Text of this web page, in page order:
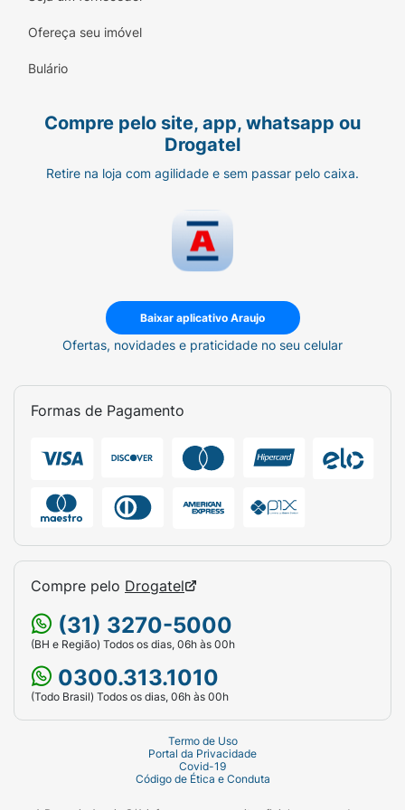
Ofereça seu imóvel
Bulário
Compre pelo site, app, whatsapp ou
Drogatel
Retire na loja com agilidade e sem passar pelo caixa.
Baixar aplicativo Araujo
Ofertas, novidades e praticidade no seu celular
Formas de Pagamento
Compre pelo Drogatel
(31) 3270-5000
(BH e Região) Todos os dias, 06h às 00h
0300.313.1010
(Todo Brasil) Todos os dias, 06h às 00h
Termo de Uso
Portal da Privacidade
Covid-19
Código de Ética e Conduta